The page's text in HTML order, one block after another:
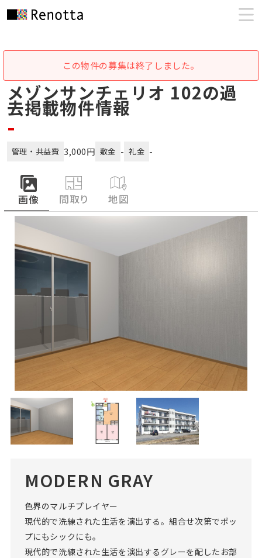
この物件の募集は終了しました。
メゾンサンチェリオ 102の過
去掲載物件情報
-
管理・共益費 3,000円 敷金 - 礼金 -
画像 間取り 地図
MODERN GRAY
色界のマルチプレイヤー
現代的で洗練された生活を演出する。組合せ次第でポッ
プにもシックにも。
現代的で洗練された生活を演出するグレーを配したお部